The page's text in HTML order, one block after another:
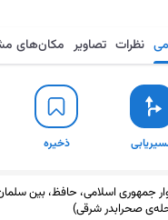
نظرات تصاویر مکان‌های
ذخیره
جمهوری اسلامی، حافظ، بین
صحرابدر شرقی)